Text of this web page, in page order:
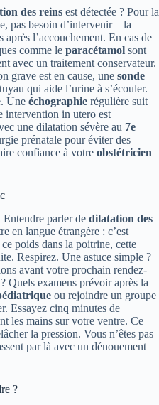
des reins est détectée ? Pour la
pas besoin d’intervenir – la
après l’accouchement. En cas de
comme le paracétamol sont
avec un traitement conservateur.
grave est en cause, une sonde
qui aide l’urine à s’écouler.
Une échographie régulière suit
intervention in utero est
une dilatation sévère au 7e
prénatale pour éviter des
confiance à votre obstétricien
parler de dilatation des
en langue étrangère : c’est
poids dans la poitrine, cette
Respirez. Une astuce simple ?
avant votre prochain rendez-
Quels examens prévoir après la
ou rejoindre un groupe
Essayez cinq minutes de
les mains sur votre ventre. Ce
la pression. Vous n’êtes pas
par là avec un dénouement
?